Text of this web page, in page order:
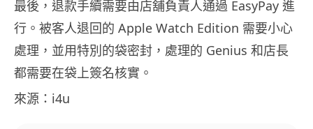
最後，退款手續需要由店舖負責人通過 EasyPay 進
行。被客人退回的 Apple Watch Edition 需要小心
處理，並用特別的袋密封，處理的 Genius 和店長
都需要在袋上簽名核實。
來源：i4u